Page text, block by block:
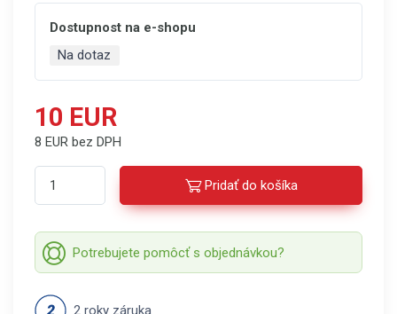
Dostupnost na e-shopu
Na dotaz
10 EUR
8 EUR bez DPH
Pridať do košíka
Potrebujete pomôcť s objednávkou?
2 roky záruka